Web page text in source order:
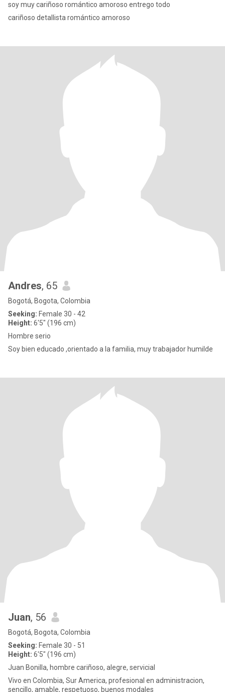
soy muy cariñoso romántico amoroso entrego todo
cariñoso detallista romántico amoroso
Andres, 65
Bogotá, Bogota, Colombia
Seeking: Female 30 - 42
Height: 6'5" (196 cm)
Hombre serio
Soy bien educado ,orientado a la familia, muy trabajador humilde
Juan, 56
Bogotá, Bogota, Colombia
Seeking: Female 30 - 51
Height: 6'5" (196 cm)
Juan Bonilla, hombre cariñoso, alegre, servicial
Vivo en Colombia, Sur America, profesional en administracion,
sencillo, amable, respetuoso, buenos modales